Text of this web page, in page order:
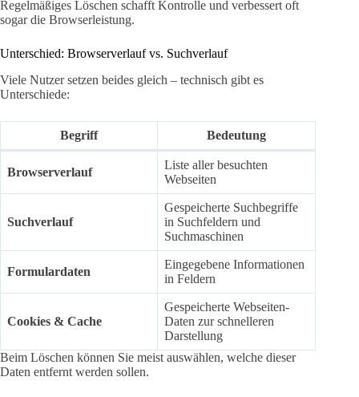
Regelmäßiges Löschen schafft Kontrolle und verbessert oft
sogar die Browserleistung.
Unterschied: Browserverlauf vs. Suchverlauf
Viele Nutzer setzen beides gleich – technisch gibt es
Unterschiede:
Begriff Bedeutung
Browserverlauf
Liste aller besuchten
Webseiten
Suchverlauf
Gespeicherte Suchbegriffe
in Suchfeldern und
Suchmaschinen
Formulardaten
Eingegebene Informationen
in Feldern
Cookies & Cache
Gespeicherte Webseiten-
Daten zur schnelleren
Darstellung
Beim Löschen können Sie meist auswählen, welche dieser
Daten entfernt werden sollen.